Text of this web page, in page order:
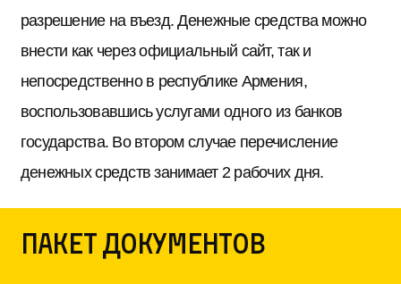
разрешение на въезд. Денежные средства можно
внести как через официальный сайт, так и
непосредственно в республике Армения,
воспользовавшись услугами одного из банков
государства. Во втором случае перечисление
денежных средств занимает 2 рабочих дня.
Пакет документов